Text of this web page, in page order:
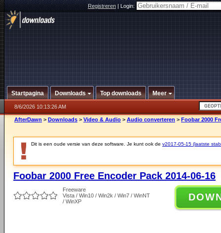
Registreren|Login:
Startpagina Downloads Top downloads Meer
8/6/2026 10:13:26 AM
AfterDawn > Downloads > Video & Audio > Audio converteren > Foobar 2000
Dit is een oude versie van deze software. Je kunt ook de v2017-05-15 (laatste
Foobar 2000 Free Encoder Pack 2014-06-16
Freeware
Vista / Win10 / Win2k / Win7 / WinNT
/ WinXP